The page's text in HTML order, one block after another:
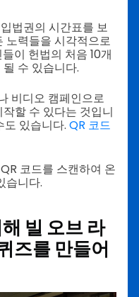
법권의 시간표를 보
노력들을 시각적으로
이 헌법의 처음 10개
수 있습니다.
비디오 캠페인으로
할 수 있다는 것입니
도 있습니다. QR 코드
코드를 스캔하여 온
습니다.
빌 오브 라
즈를 만들어